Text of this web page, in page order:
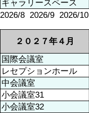
ギャラリースペース
2026/8 2026/9 2026/10
２０２７年４月
国際会議室
レセプションホール
中会議室
小会議室31
小会議室32